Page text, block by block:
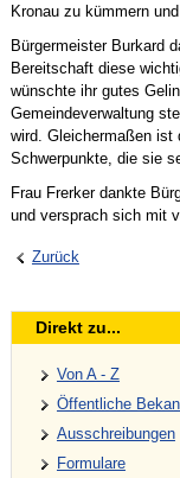
Kronau zu kümmern
Bürgermeister Burkard
Bereitschaft diese
wünschte ihr gutes
Gemeindeverwaltung
wird. Gleichermaßen ist
Schwerpunkte, die sie
Frau Frerker dankte
und versprach sich mit
Zurück
Direkt zu...
Von A - Z
Öffentliche
Ausschreibungen
Formulare